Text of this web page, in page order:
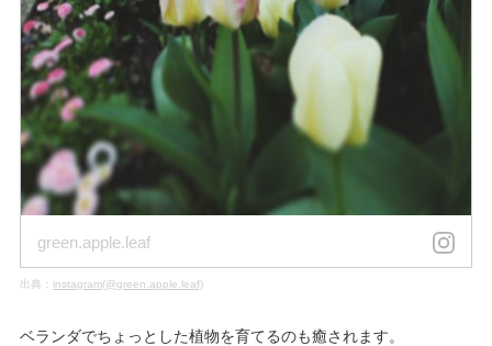
green.apple.leaf
出典： instagram(@green.apple.leaf)
ベランダでちょっとした植物を育てるのも癒されます。